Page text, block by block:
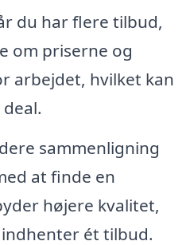
du har flere tilbud,
om priserne og
arbejdet, hvilket kan
sammenligning
at finde en
højere kvalitet,
ét tilbud.